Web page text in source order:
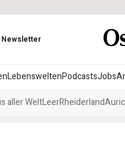
Newsletter
LebensweltenPodcastsJobs
aller WeltLeerRheiderland